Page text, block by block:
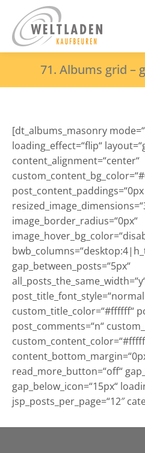
71. Albums grid –
[dt_albums_masonry
loading_effect=“flip“
content_alignment=“center“
image_border_radius=“0px“
gap_between_posts=“5px“
custom_title_color=“#ffffff“
post_comments=“n“
read_more_button=“off“
gap_below_icon=“15px“
jsp_posts_per_page=“12″